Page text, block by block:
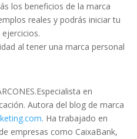
los beneficios de la marca
reales y podrás iniciar tu
al tener una marca personal
en
Autora del blog de marca
. Ha trabajado en
empresas como CaixaBank,